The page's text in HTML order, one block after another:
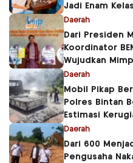
Jadi Enam Kelas
Daerah
Dari Presiden
Koordinator
Wujudkan
Daerah
Mobil Pikap
Polres Bintan
Estimasi
Daerah
Dari 600
Pengusaha